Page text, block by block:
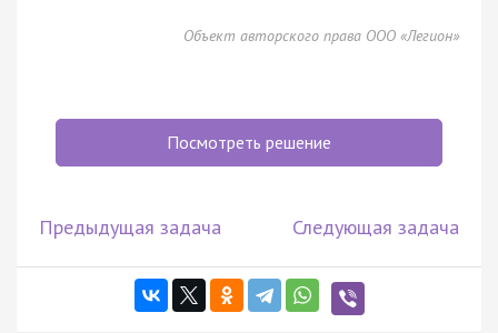
Объект авторского права ООО «Легион»
Посмотреть решение
Предыдущая задача Следующая задача